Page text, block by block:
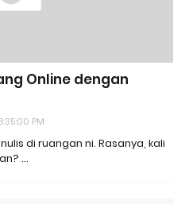
Online dengan
PM
di ruangan ni. Rasanya, kali
…